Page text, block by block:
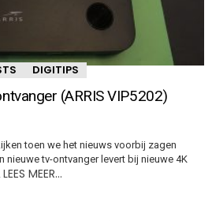
DIGITIPS
(ARRIS VIP5202)
toen we het nieuws voorbij zagen
nieuwe tv-ontvanger levert bij nieuwe 4K
LEES MEER…